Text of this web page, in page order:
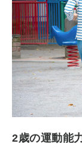
2歳の運動能